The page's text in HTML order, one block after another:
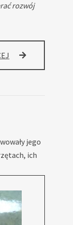
rozwój
NAJCZĘSTSZE
jego
ich